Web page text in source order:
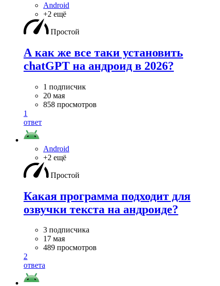
Android
+2 ещё
Простой
А как же все таки установить
chatGPT на андроид в 2026?
1 подписчик
20 мая
858 просмотров
1
ответ
Android
+2 ещё
Простой
Какая программа подходит для
озвучки текста на андроиде?
3 подписчика
17 мая
489 просмотров
2
ответа